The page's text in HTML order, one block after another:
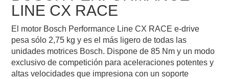
LINE CX RACE
El motor Bosch Performance Line CX RACE e-drive
pesa sólo 2,75 kg y es el más ligero de todas las
unidades motrices Bosch. Dispone de 85 Nm y un modo
exclusivo de competición para aceleraciones potentes y
altas velocidades que impresiona con un soporte